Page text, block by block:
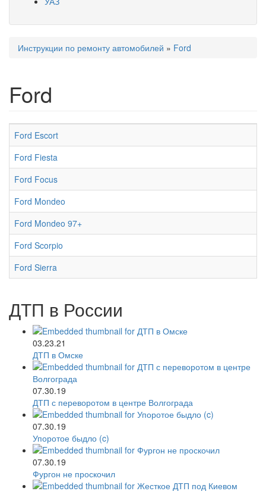
Вы здесь
Инструкции по ремонту автомобилей » Ford
Ford
Ford Escort
Ford Fiesta
Ford Focus
Ford Mondeo
Ford Mondeo 97+
Ford Scorpio
Ford Sierra
ДТП в России
03.23.21
ДТП в Омске
07.30.19
ДТП с переворотом в центре Волгограда
07.30.19
Упоротое быдло (c)
07.30.19
Фургон не проскочил